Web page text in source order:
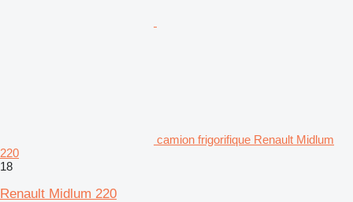
camion frigorifique Renault Midlum
220
18
Renault Midlum 220